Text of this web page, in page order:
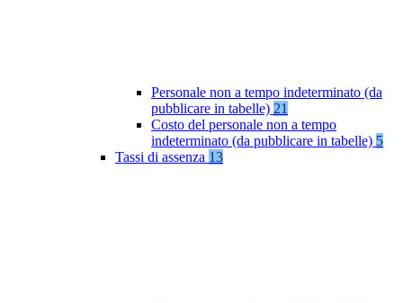
Personale non a tempo indeterminato (da
pubblicare in tabelle) 21
Costo del personale non a tempo
indeterminato (da pubblicare in tabelle) 5
Tassi di assenza 13